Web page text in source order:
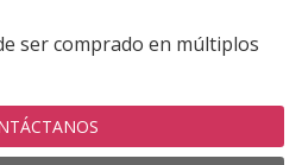
ser comprado en múltiplos